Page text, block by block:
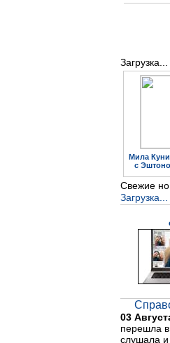
Загрузка...
Мила
с
Свежие
Загрузка...
03
перешла
слушала и